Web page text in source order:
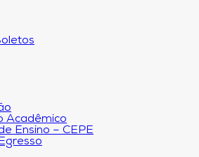
Acadêmico
Ensino – CEPE